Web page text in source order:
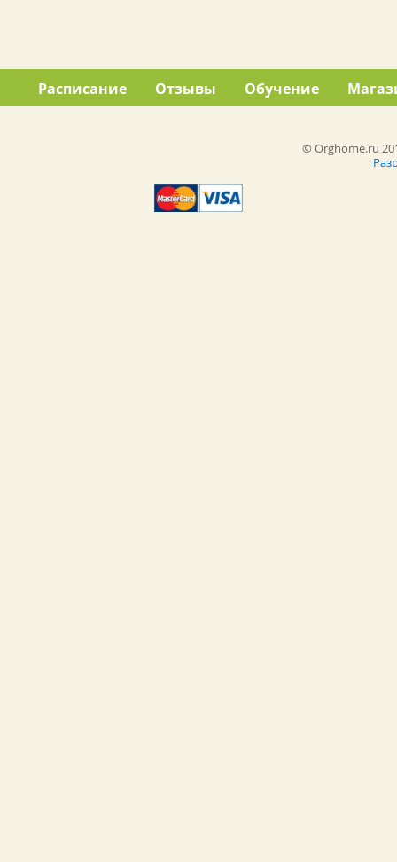
Расписание Отзывы Обучение
© Orghome.ru